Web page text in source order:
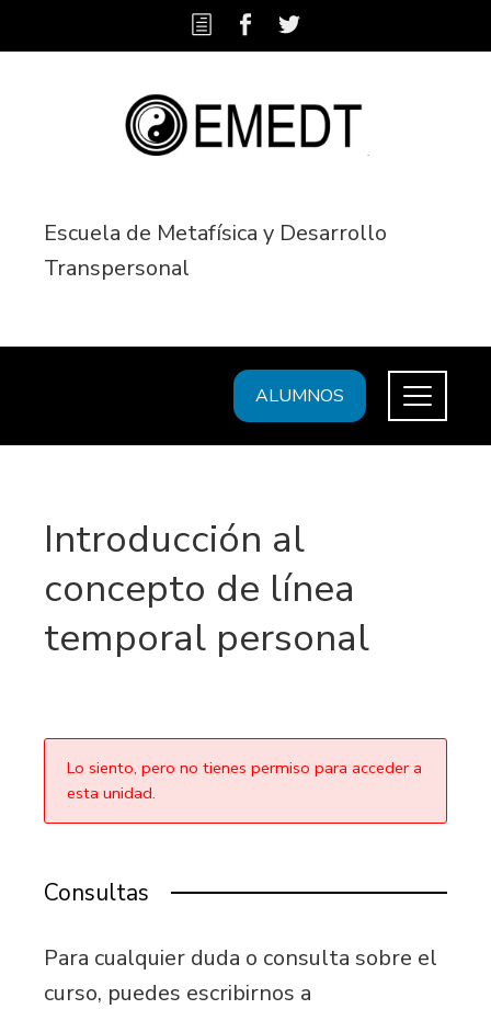
Escuela de Metafísica y Desarrollo
Transpersonal
ALUMNOS
Introducción al
concepto de línea
temporal personal
Lo siento, pero no tienes permiso para acceder a
esta unidad.
Consultas
Para cualquier duda o consulta sobre el
curso, puedes escribirnos a